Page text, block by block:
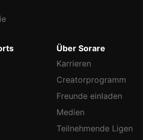
Über Sorare
Karrieren
Creatorprogramm
Freunde einladen
Medien
Teilnehmende Ligen